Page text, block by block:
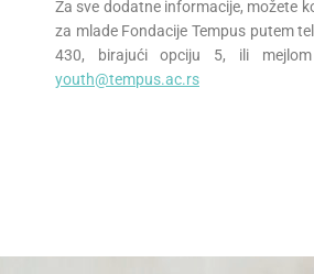
Za sve dodatne informacije, možete
za mlade Fondacije Tempus putem
430, birajući opciju 5, ili
youth@tempus.ac.rs